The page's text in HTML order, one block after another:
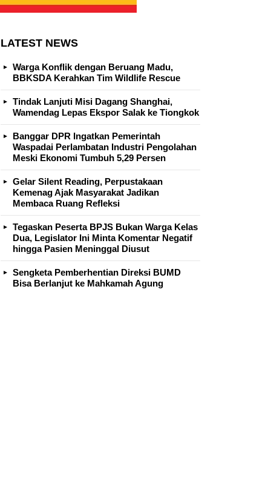
LATEST NEWS
Warga Konflik dengan Beruang Madu,
BBKSDA Kerahkan Tim Wildlife Rescue
Tindak Lanjuti Misi Dagang Shanghai,
Wamendag Lepas Ekspor Salak ke Tiongkok
Banggar DPR Ingatkan Pemerintah
Waspadai Perlambatan Industri Pengolahan
Meski Ekonomi Tumbuh 5,29 Persen
Gelar Silent Reading, Perpustakaan
Kemenag Ajak Masyarakat Jadikan
Membaca Ruang Refleksi
Tegaskan Peserta BPJS Bukan Warga Kelas
Dua, Legislator Ini Minta Komentar Negatif
hingga Pasien Meninggal Diusut
Sengketa Pemberhentian Direksi BUMD
Bisa Berlanjut ke Mahkamah Agung